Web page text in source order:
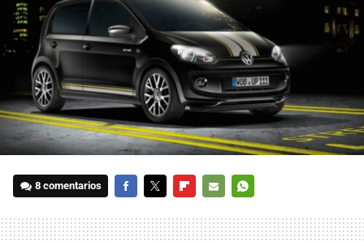
8 comentarios
MAIL